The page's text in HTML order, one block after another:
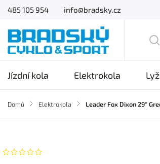
485 105 954 info@bradsky.cz
Jízdní kola Elektrokola
Domů / Elektrokola / Leader Fox Dixon 29"